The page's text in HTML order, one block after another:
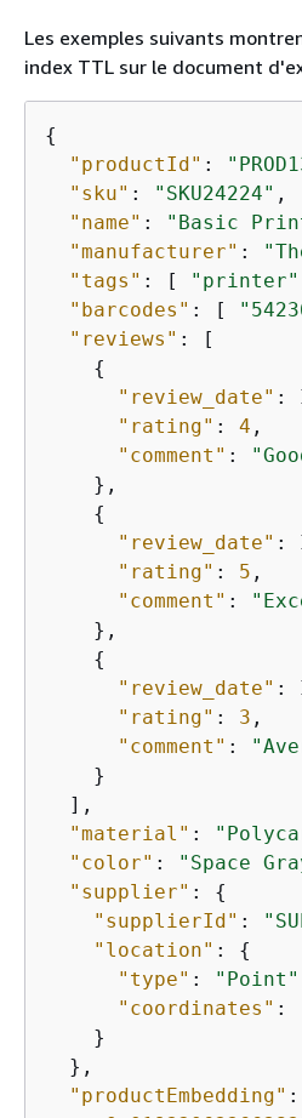
Les exemples suivants
index TTL sur le document
{
"productId" :
"sku" : "SKU24224" ,
"name" : "Basic
"manufacturer" :
"tags" : [ "printer"
"barcodes" : [
"reviews" : [
{
"review_date" :
"rating" : 4 ,
"comment" :
    },
{
"review_date" :
"rating" : 5 ,
"comment" :
    },
{
"review_date" :
"rating" : 3 ,
"comment" :
    }
  ],
"material" :
"color" : "Space
"supplier" : {
"supplierId" :
"location" : {
"type" : "Point"
"coordinates" :
    }
  },
"productEmbedding"